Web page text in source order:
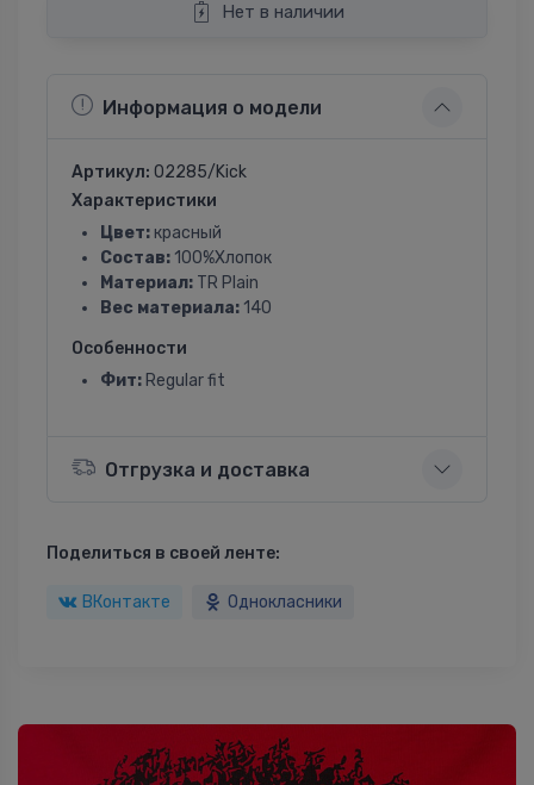
Нет в наличии
Информация о модели
Артикул: 02285/Kick
Характеристики
Цвет: красный
Состав: 100%Хлопок
Материал: TR Plain
Вес материала: 140
Особенности
Фит: Regular fit
Отгрузка и доставка
Поделиться в своей ленте:
ВКонтакте Однокласники